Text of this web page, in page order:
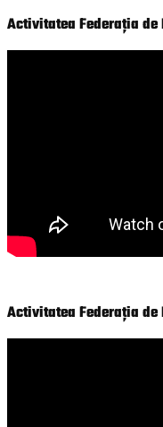
Activitatea Federația de
Activitatea Federația de